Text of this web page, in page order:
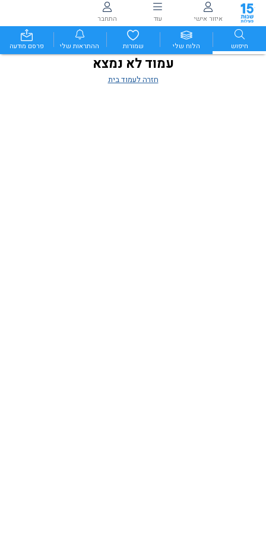
איזור אישי עוד התחבר
חיפוש הלוח שלי שמורות ההתראות שלי פרסם מודעה
עמוד לא נמצא
חזרה לעמוד בית